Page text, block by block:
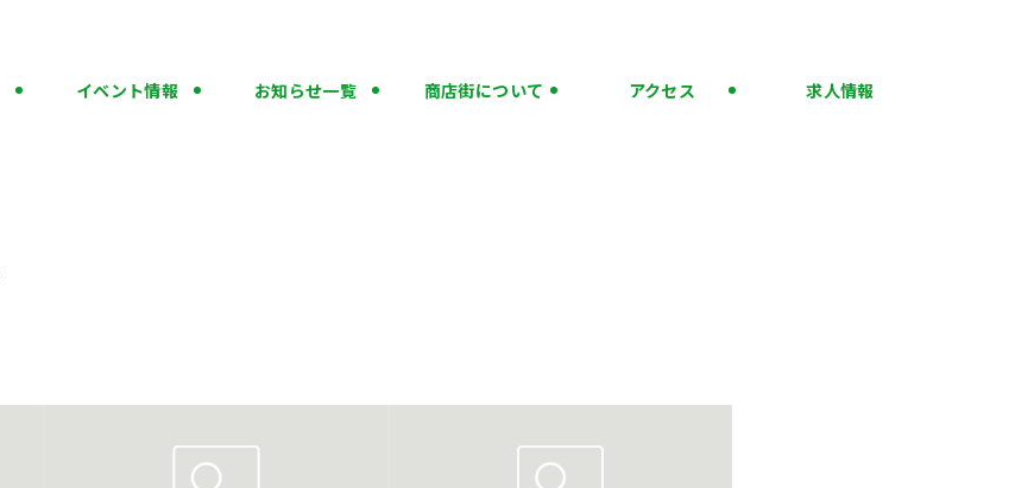
イベント情報 お知らせ一覧 商店街について アクセス 求人情報